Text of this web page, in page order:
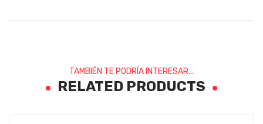
TAMBIÉN TE PODRÍA INTERESAR...
RELATED PRODUCTS